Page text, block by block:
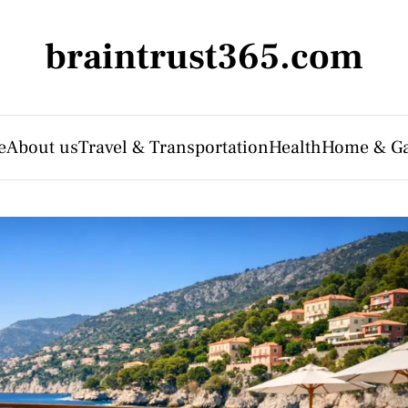
braintrust365.com
About usTravel & TransportationHealthHome &